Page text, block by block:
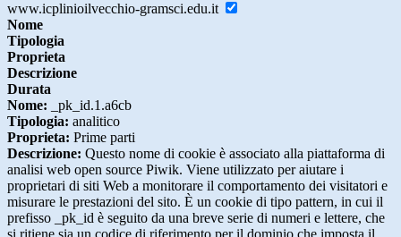
www.icplinioilvecchio-gramsci.edu.it
Nome
Tipologia
Proprieta
Descrizione
Durata
Nome: _pk_id.1.a6cb
Tipologia: analitico
Proprieta: Prime parti
Descrizione: Questo nome di cookie è associato alla piattaforma di
analisi web open source Piwik. Viene utilizzato per aiutare i
proprietari di siti Web a monitorare il comportamento dei visitatori e
misurare le prestazioni del sito. È un cookie di tipo pattern, in cui il
prefisso _pk_id è seguito da una breve serie di numeri e lettere, che
si ritiene sia un codice di riferimento per il dominio che imposta il